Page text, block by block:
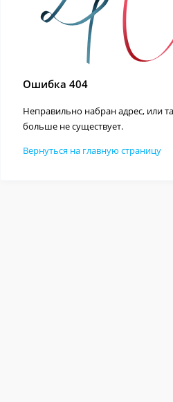
Ошибка 404
Неправильно набран адрес, или
больше не существует.
Вернуться на главную страницу